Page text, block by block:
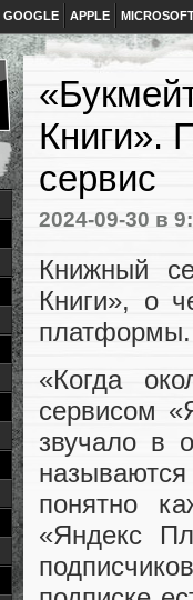
GOOGLE APPLE
Книги».
сервис
2024-09-30 в
Книжный
Книги», о
платформы.
«Когда
сервисом
звучало в
понятно
«Яндекс